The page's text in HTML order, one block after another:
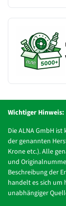
Wichtiger Hinweis:
Die ALNA GmbH
der genannten
Krone etc.). Alle
und
Beschreibung der
handelt es sich um
unabhängiger